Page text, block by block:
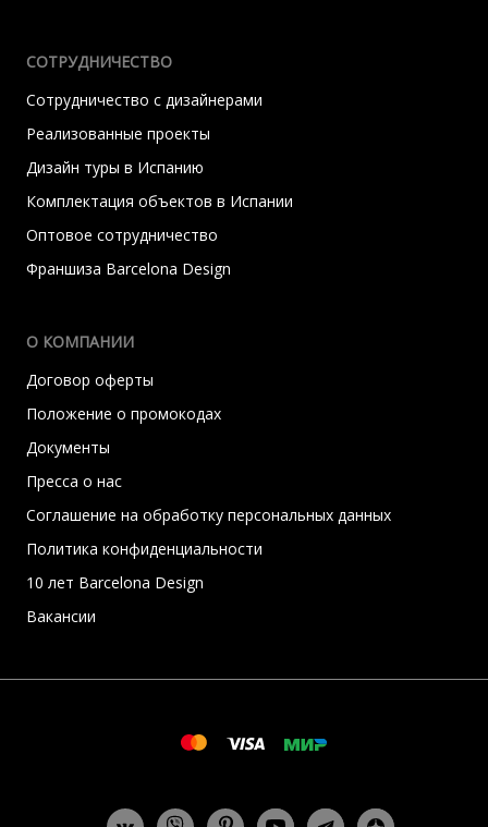
СОТРУДНИЧЕСТВО
Сотрудничество с дизайнерами
Реализованные проекты
Дизайн туры в Испанию
Комплектация объектов в Испании
Оптовое сотрудничество
Франшиза Barcelona Design
О КОМПАНИИ
Договор оферты
Положение о промокодах
Документы
Пресса о нас
Соглашение на обработку персональных данных
Политика конфиденциальности
10 лет Barcelona Design
Вакансии